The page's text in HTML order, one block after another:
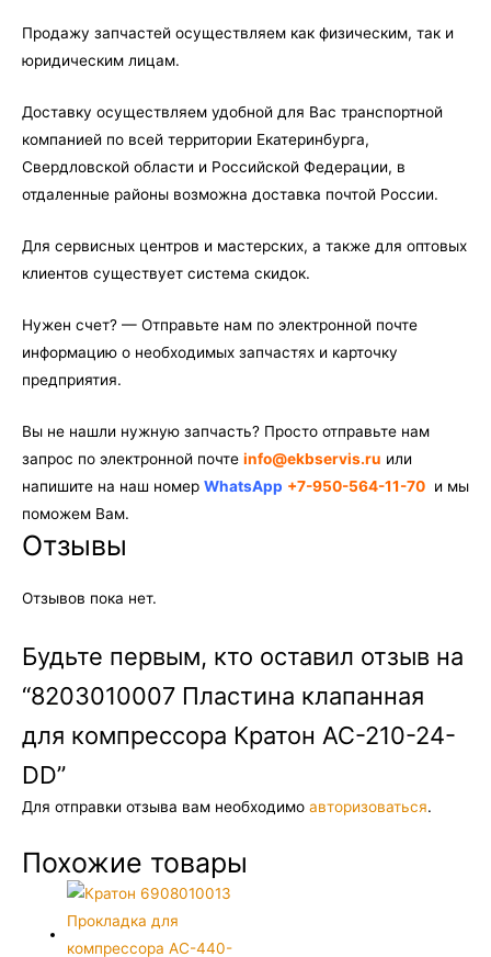
DD
Продажу запчастей осуществляем как физическим, так и
юридическим лицам.
Доставку осуществляем удобной для Вас транспортной
компанией по всей территории Екатеринбурга,
Свердловской области и Российской Федерации, в
отдаленные районы возможна доставка почтой России.
Для сервисных центров и мастерских, а также для оптовых
клиентов существует система скидок.
Нужен счет? — Отправьте нам по электронной почте
информацию о необходимых запчастях и карточку
предприятия.
Вы не нашли нужную запчасть? Просто отправьте нам
запрос по электронной почте info@ekbservis.ru или
напишите на наш номер WhatsApp +7-950-564-11-70 и мы
поможем Вам.
Отзывы
Отзывов пока нет.
Будьте первым, кто оставил отзыв на
“8203010007 Пластина клапанная
для компрессора Кратон AC-210-24-
DD”
Для отправки отзыва вам необходимо авторизоваться.
Похожие товары